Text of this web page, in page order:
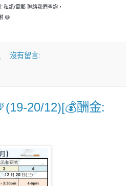
訊/電郵 聯絡我們查詢，
😄
沒有留言:
20/12)[💰酬金: